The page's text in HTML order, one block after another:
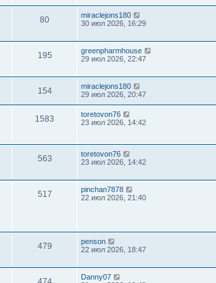
80
miraclejons180
30 июл 2026, 16:29
195
greenpharmhouse
29 июл 2026, 22:47
154
miraclejons180
29 июл 2026, 20:47
1583
toretovon76
23 июл 2026, 14:42
563
toretovon76
23 июл 2026, 14:42
517
pinchan7878
22 июл 2026, 21:40
479
penson
22 июл 2026, 18:47
Danny07